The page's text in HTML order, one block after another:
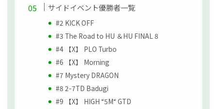
サイドイベント優勝者一覧
#2 KICK OFF
#3 The Road to HU ＆HU FINAL 8
#4 【X】 PLO Turbo
#6 【X】 Morning
#7 Mystery DRAGON
#8 2-7TD Badugi
#9 【X】 HIGH “5M“ GTD